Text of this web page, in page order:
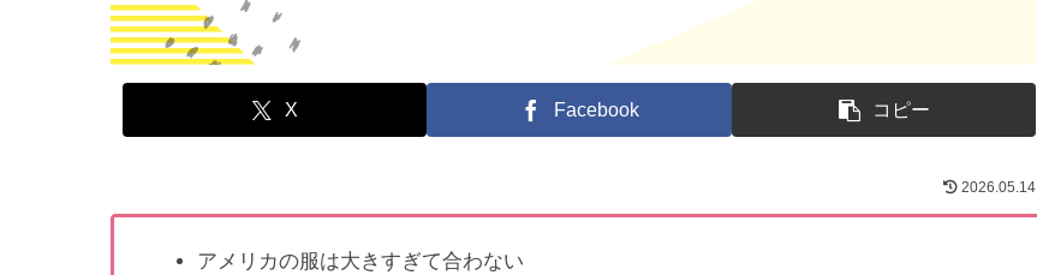
X Facebook コピー
2026.05.14
アメリカの服は大きすぎて合わない